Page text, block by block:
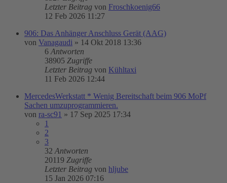
Letzter Beitrag von Froschkoenig66
12 Feb 2026 11:27
906: Das Anhänger Anschluss Gerät (AAG)
von Vanagaudi » 14 Okt 2018 13:36
6 Antworten
38905 Zugriffe
Letzter Beitrag von Kühltaxi
11 Feb 2026 12:44
MercedesWerkstatt * Wenig Bereitschaft beim 906 MoPf
Sachen umzuprogrammieren.
von ra-sc91 » 17 Sep 2025 17:34
1
2
3
32 Antworten
20119 Zugriffe
Letzter Beitrag von hljube
15 Jan 2026 07:16